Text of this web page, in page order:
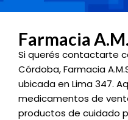
Farmacia
Si querés contactarte
Córdoba, Farmacia
ubicada en Lima 347.
medicamentos de
productos de cuidado